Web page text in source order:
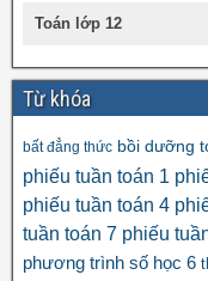
Toán lớp 12
Từ khóa
bất đẳng thức bồi dưỡng
phiếu tuần toán 1
phiếu tuần toán 4
tuần toán 7 phiếu
phương trình số học 6